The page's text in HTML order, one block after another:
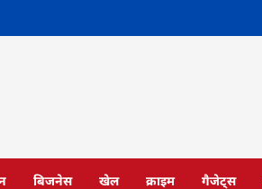
बिजनेस खेल क्राइम गैजेट्स